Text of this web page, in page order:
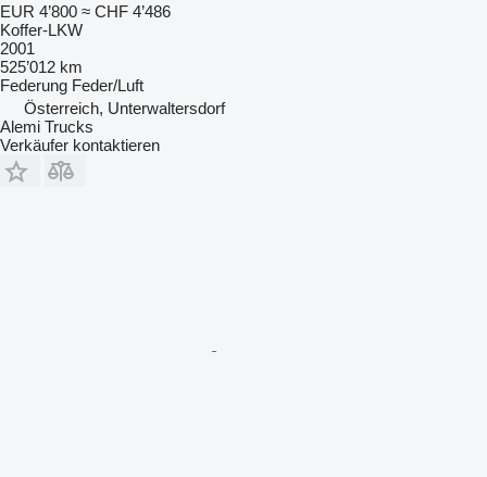
EUR 4’800 ≈ CHF 4’486
Koffer-LKW
2001
525’012 km
Federung Feder/Luft
Österreich, Unterwaltersdorf
Alemi Trucks
Verkäufer kontaktieren